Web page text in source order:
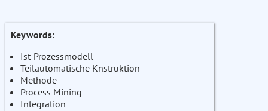
Keywords:
Ist-Prozessmodell
Teilautomatische Knstruktion
Methode
Process Mining
Integration